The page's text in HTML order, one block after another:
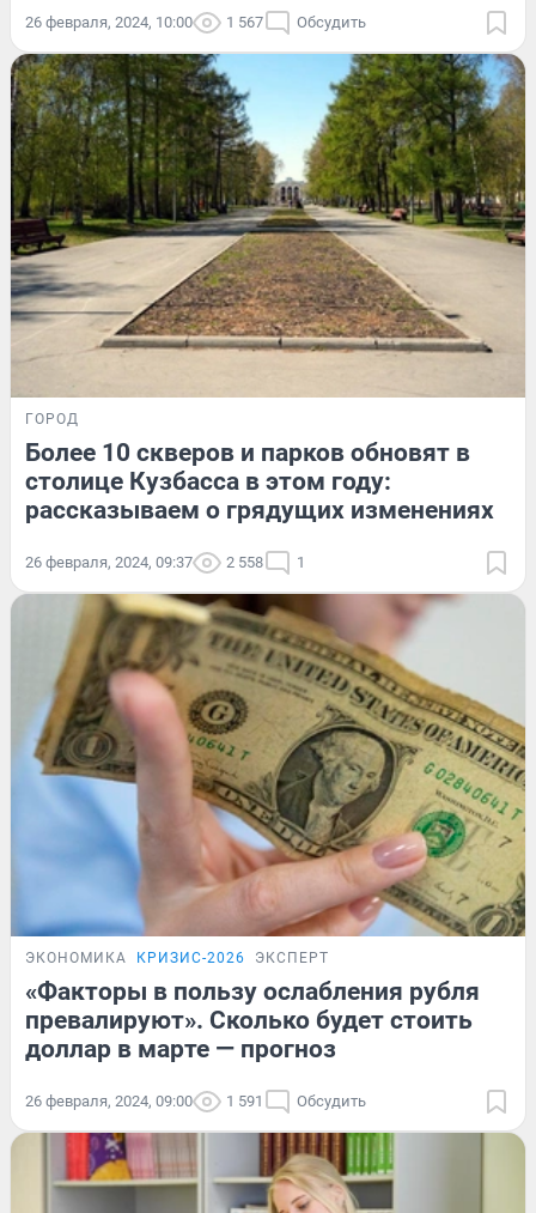
26 февраля, 2024, 10:00 1 567 Обсудить
ГОРОД
Более 10 скверов и парков обновят в
столице Кузбасса в этом году:
рассказываем о грядущих изменениях
26 февраля, 2024, 09:37 2 558 1
ЭКОНОМИКА КРИЗИС-2026 ЭКСПЕРТ
«Факторы в пользу ослабления рубля
превалируют». Сколько будет стоить
доллар в марте — прогноз
26 февраля, 2024, 09:00 1 591 Обсудить